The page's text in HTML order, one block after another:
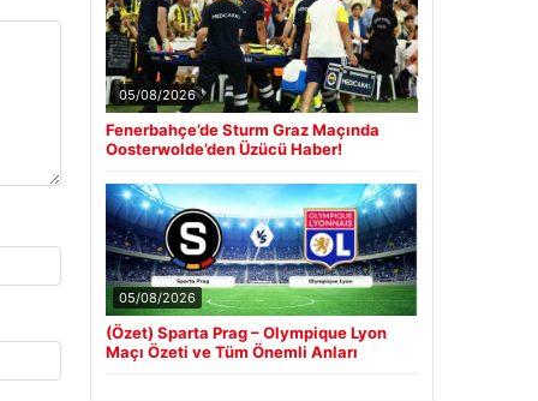
05/08/2026
Fenerbahçe’de Sturm Graz Maçında
Oosterwolde’den Üzücü Haber!
05/08/2026
(Özet) Sparta Prag – Olympique Lyon
Maçı Özeti ve Tüm Önemli Anları